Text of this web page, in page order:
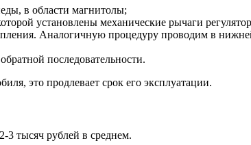
в области магнитолы;
установлены механические рычаги
Аналогичную процедуру проводим в
последовательности.
это продлевает срок его эксплуатации.
3 тысяч рублей в среднем.